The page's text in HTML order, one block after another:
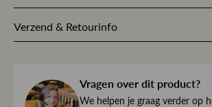
Stofsamenstelling 100% Scheerwol
Dessin Effen
Verzend & Retourinfo
haar direct naar je toe.
We begrijpen maar al te goed dat het
Vragen over dit product?
We helpen je graag verder op